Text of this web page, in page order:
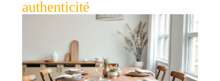
authenticité